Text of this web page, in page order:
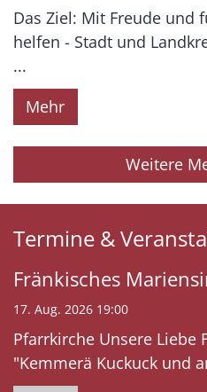
Das Ziel: Mit Freude und
helfen - Stadt und
...
Mehr
Weitere
Termine &
Fränkisches
17. Aug. 2026 19:00
Pfarrkirche Unsere Liebe
"Kemmerä Kuckuck und